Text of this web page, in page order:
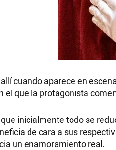
allí cuando aparece en
el que la protagonista
que inicialmente todo se
de cara a sus
un enamoramiento real.